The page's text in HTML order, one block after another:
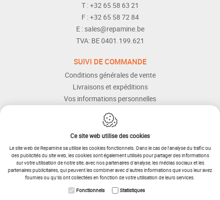
T :+32 65 58 63 21
F :+32 65 58 72 84
E :sales@repamine.be
TVA: BE 0401.199.621
SUIVI DE COMMANDE
Conditions générales de vente
Livraisons et expéditions
Vos informations personnelles
Modes de paiement
Services Après-vente
Aide et assistance
IDcreation 2025
Plan du site
Ce site web utilise des cookies
Le site web de Repamine sa utilise les cookies fonctionnels. Dans le cas de l'analyse du trafic ou
des publicités du site web, les cookies sont également utilisés pour partager des informations
sur votre utilisation de notre site, avec nos partenaires d'analyse, les médias sociaux et les
partenaires publicitaires, qui peuvent les combiner avec d'autres informations que vous leur avez
fournies ou qu'ils ont collectées en fonction de votre utilisation de leurs services.
Fonctionnels
Statistiques